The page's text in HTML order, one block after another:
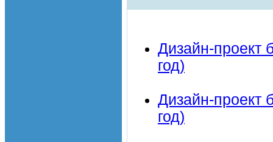
Дизайн-проект
год)
Дизайн-проект
год)